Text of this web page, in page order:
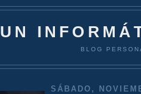
UN
BLOG
SÁBADO,